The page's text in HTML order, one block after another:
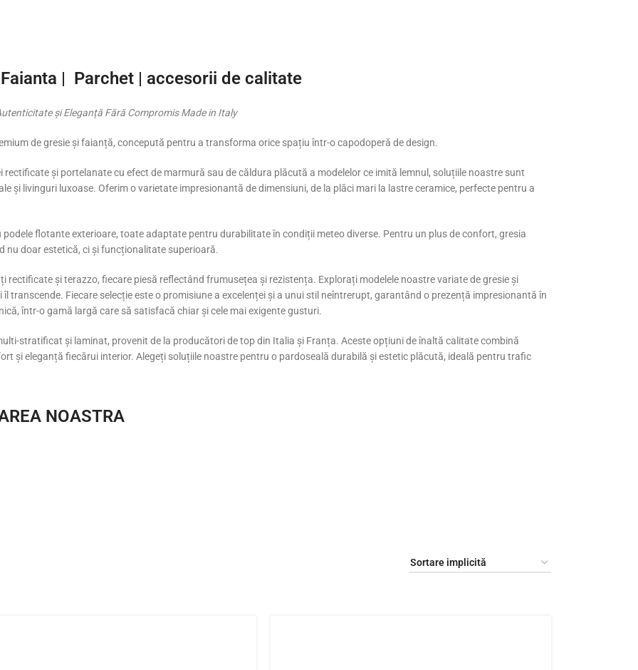
| Parchet | accesorii de calitate
și Eleganță Fără Compromis Made in Italy
de gresie și faianță, concepută pentru a transforma orice spațiu într-o capodoperă de design.
rectificate și portelanate cu efect de marmură sau de căldura plăcută a modelelor ce imită lemnul, soluțiile noastre sunt
și livinguri luxoase. Oferim o varietate impresionantă de dimensiuni, de la plăci mari la lastre ceramice, perfecte pentru a
flotante exterioare, toate adaptate pentru durabilitate în condiții meteo diverse. Pentru un plus de confort, gresia
nu doar estetică, ci și funcționalitate superioară.
rectificate și terazzo, fiecare piesă reflectând frumusețea și rezistența. Explorați modelele noastre variate de gresie și
transcende. Fiecare selecție este o promisiune a excelenței și a unui stil neîntrerupt, garantând o prezență impresionantă în
într-o gamă largă care să satisfacă chiar și cele mai exigente gusturi.
stratificat și laminat, provenit de la producători de top din Italia și Franța. Aceste opțiuni de înaltă calitate combină
și eleganță fiecărui interior. Alegeți soluțiile noastre pentru o pardoseală durabilă și estetic plăcută, ideală pentru trafic
NOASTRA